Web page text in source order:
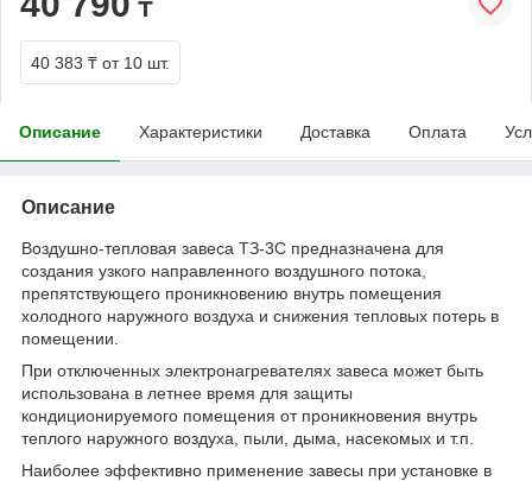
₸
40 383 ₸ от 10 шт.
Описание Характеристики Доставка Оплата
Описание
Воздушно-тепловая завеса ТЗ-3С предназначена для
создания узкого направленного воздушного потока,
препятствующего проникновению внутрь помещения
холодного наружного воздуха и снижения тепловых потерь в
помещении.
При отключенных электронагревателях завеса может быть
использована в летнее время для защиты
кондиционируемого помещения от проникновения внутрь
теплого наружного воздуха, пыли, дыма, насекомых и т.п.
Наиболее эффективно применение завесы при установке в